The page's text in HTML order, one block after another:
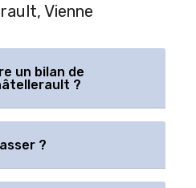
Vienne
un bilan de
?
?